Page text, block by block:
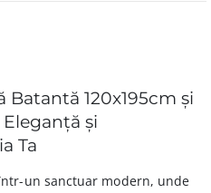
Batantă 120x195cm și
și
Ta
un sanctuar modern, unde